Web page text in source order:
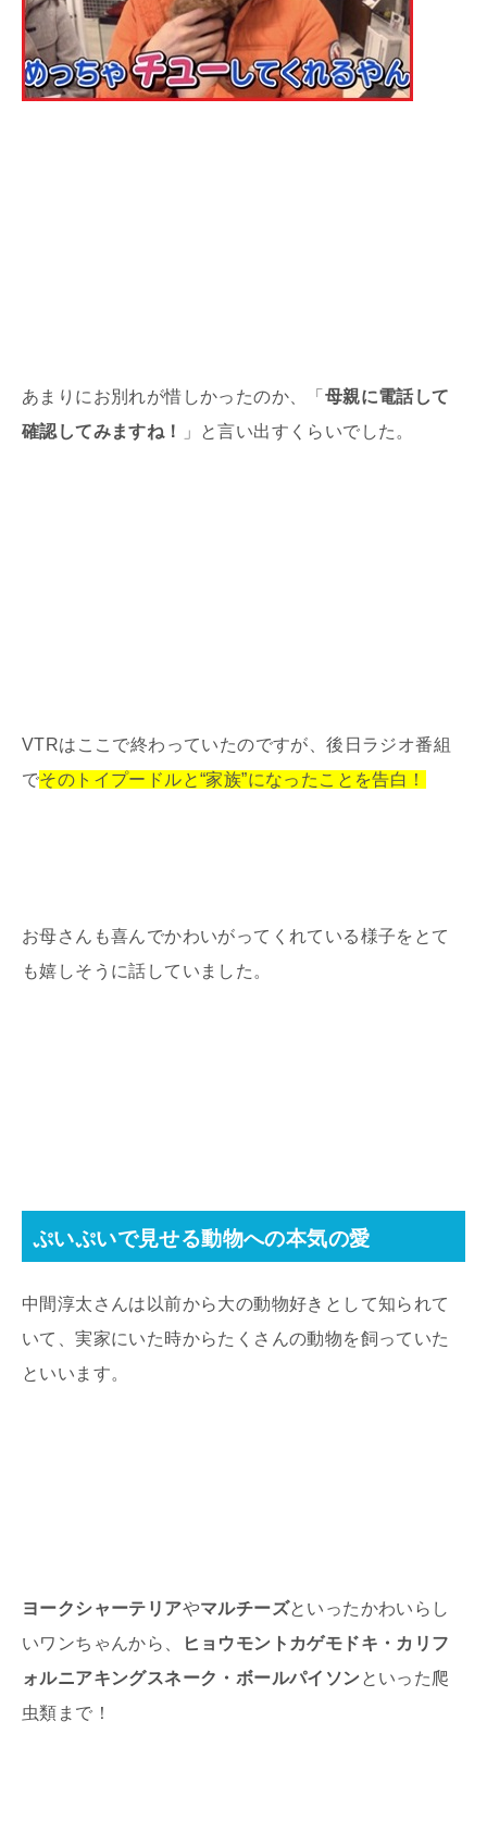
あまりにお別れが惜しかったのか、「 母親に電話して
確認してみますね！
」と言い出すくらいでした。
VTRはここで終わっていたのですが、後日ラジオ番組
でそのトイプードルと“家族”になったことを告白！
お母さんも喜んでかわいがってくれている様子をとて
も嬉しそうに話していました。
ぷいぷいで見せる動物への本気の愛
中間淳太さんは以前から大の動物好きとして知られて
いて、実家にいた時からたくさんの動物を飼っていた
といいます。
ヨークシャーテリアやマルチーズといったかわいらし
いワンちゃんから、
ヒョウモントカゲモドキ・カリフ
ォルニアキングスネーク・ボールパイソンといった爬
虫類まで！